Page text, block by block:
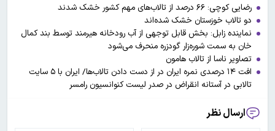
رضایی کوچی: ۶۶ درصد از تالاب‌های مهم کشور خشک شدند
دو تالاب خوزستان خشک شده‌اند
نماینده زابل: بخش قابل توجهی از آب رودخانه هیرمند توسط بند کمال
خان به سمت شوره‌زار گودزره منحرف می‌شود
تصاویر ناسا از تالاب هامون
افت ۱۴ درصدی نمره ایران در از دست دادن تالاب‌ها/ ایران با ۵ سایت
تالابی در آستانه انقراض در صدر لیست کنوانسیون رامسر
ارسال نظر